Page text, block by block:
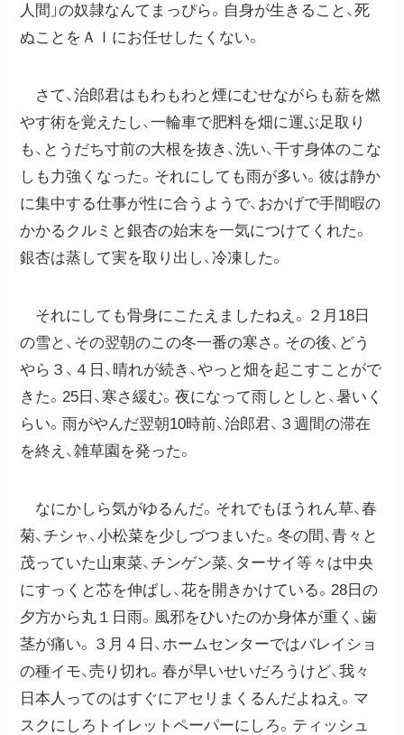
人間」の奴隷なんてまっぴら。自身が生きること、死
ぬことをＡＩにお任せしたくない。
さて、治郎君はもわもわと煙にむせながらも薪を燃
やす術を覚えたし、一輪車で肥料を畑に運ぶ足取り
も、とうだち寸前の大根を抜き、洗い、干す身体のこな
しも力強くなった。それにしても雨が多い。彼は静か
に集中する仕事が性に合うようで、おかげで手間暇の
かかるクルミと銀杏の始末を一気につけてくれた。
銀杏は蒸して実を取り出し、冷凍した。
それにしても骨身にこたえましたねえ。２月18日
の雪と、その翌朝のこの冬一番の寒さ。その後、どう
やら３、４日、晴れが続き、やっと畑を起こすことがで
きた。25日、寒さ緩む。夜になって雨しとしと、暑いく
らい。雨がやんだ翌朝10時前、治郎君、３週間の滞在
を終え、雑草園を発った。
なにかしら気がゆるんだ。それでもほうれん草、春
菊、チシャ、小松菜を少しづつまいた。冬の間、青々と
茂っていた山東菜、チンゲン菜、ターサイ等々は中央
にすっくと芯を伸ばし、花を開きかけている。28日の
夕方から丸１日雨。風邪をひいたのか身体が重く、歯
茎が痛い。３月４日、ホームセンターではバレイショ
の種イモ、売り切れ。春が早いせいだろうけど、我々
日本人ってのはすぐにアセリまくるんだよねえ。マ
スクにしろトイレットペーパーにしろ。ティッシュ